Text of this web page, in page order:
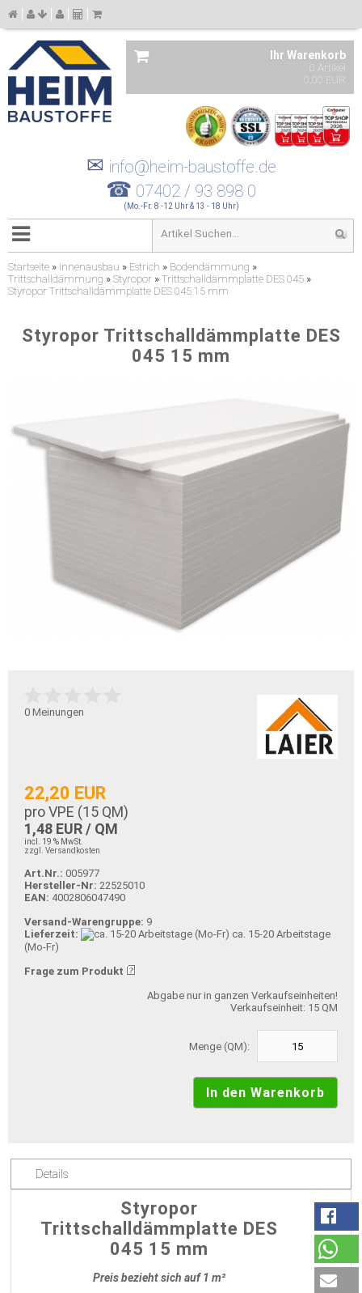
Ihr Warenkorb
0 Artikel
0,00 EUR
✉ info@heim-baustoffe.de
☎ 07402 / 93 898 0
(Mo.-Fr. 8 -12 Uhr & 13 - 18 Uhr)
Startseite » Innenausbau » Estrich » Bodendämmung »
Trittschalldämmung » Styropor » Trittschalldämmplatte DES 045 »
Styropor Trittschalldämmplatte DES 045 15 mm
Styropor Trittschalldämmplatte DES
045 15 mm
0 Meinungen
22,20 EUR
pro VPE (15 QM)
1,48 EUR / QM
incl. 19 % MwSt.
zzgl. Versandkosten
Art.Nr.: 005977
Hersteller-Nr: 22525010
EAN: 4002806047490
Versand-Warengruppe: 9
Lieferzeit:
ca. 15-20 Arbeitstage
(Mo-Fr)
Frage zum Produkt
Abgabe nur in ganzen Verkaufseinheiten!
Verkaufseinheit: 15 QM
Menge (QM):
Details
Styropor
Trittschalldämmplatte DES
045 15 mm
Preis bezieht sich auf 1 m²